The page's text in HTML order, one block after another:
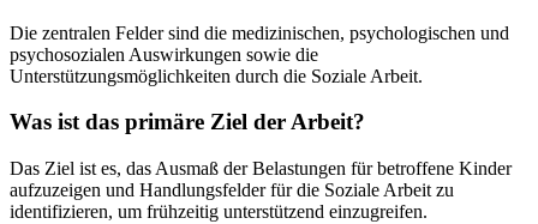
Die zentralen Felder sind die medizinischen, psychologischen und
psychosozialen Auswirkungen sowie die
Unterstützungsmöglichkeiten durch die Soziale Arbeit.
Was ist das primäre Ziel der Arbeit?
Das Ziel ist es, das Ausmaß der Belastungen für betroffene Kinder
aufzuzeigen und Handlungsfelder für die Soziale Arbeit zu
identifizieren, um frühzeitig unterstützend einzugreifen.